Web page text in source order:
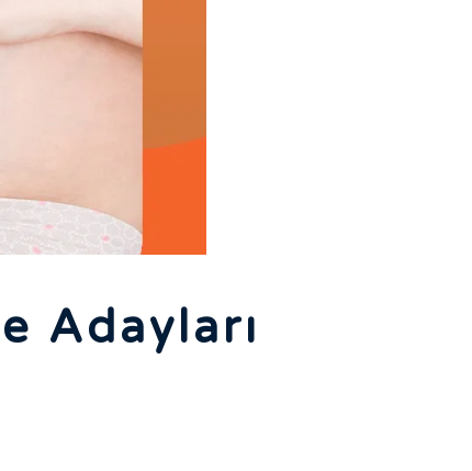
Adayları